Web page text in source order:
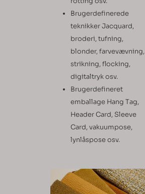
Brugerdefinerede
teknikker Jacquard,
broderi, tufning,
blonder, farvevævning,
strikning, flocking,
digitaltryk osv.
Brugerdefineret
emballage Hang Tag,
Header Card, Sleeve
Card, vakuumpose,
lynlåspose osv.